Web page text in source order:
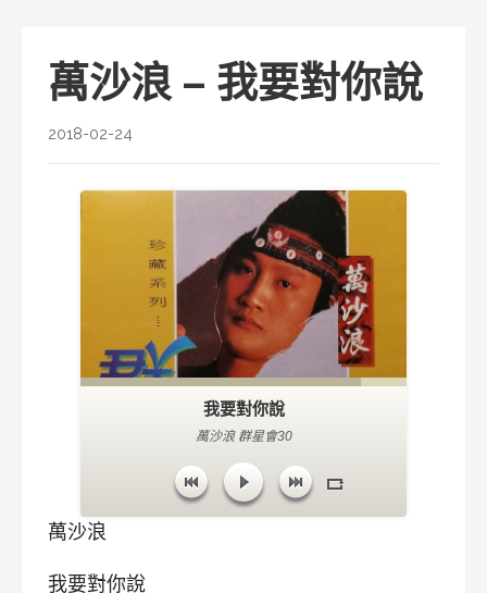
萬沙浪 – 我要對你說
2018-02-24
我要對你說
萬沙浪 群星會30
萬沙浪
我要對你說